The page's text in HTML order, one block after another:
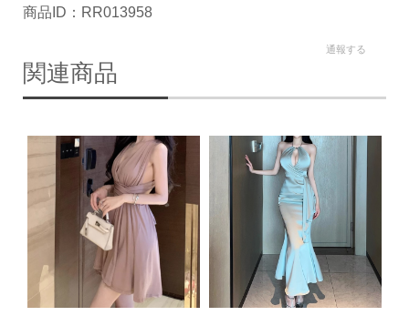
商品ID：RR013958
通報する
関連商品